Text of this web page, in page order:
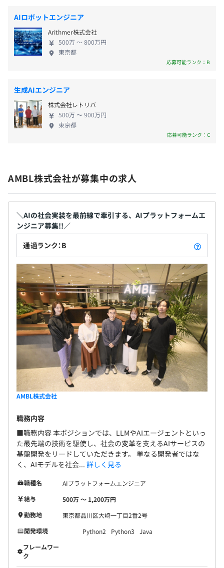
・フレームワーク：Vue.js
・サーバ：AWS、GCP、Azure
・CI／CD：GitHub Actions
・DB：MySQL、Cosmos DB
半期ごとの目標設定、振り返りによる評価をおこなってい
ます。
中堅以降のエンジニアは、スペシャリストとしてのキャリ
アとマネジメントりのキャリアの2パターンが用意されて
社員数（連結）：708名 ※2023年9月1日現在
AMBL社員：2名～7名程でアサイン
■資格取得奨励金制度（200種以上の資格有り）
給与改定：年2回
保険）
関東ITソフトウェア健康保険組合加入
無期雇用
3カ月（条件面の相違なし）
のデータベースプラットフォームを設計・構築 ・大
手テレビ会社のCM広告運用サービスのインフラ構築
・大手化粧品会社向けのDWH移行作業 ・大手食品会
社向けのダッシュボード作成 ・データパイプライン
構築 ・大手通信キャリアのBI／AIを利用した分析ツ
を用いたDMPの基盤構築 ・5G-NSAの受入試験自動
化開発 ・金融系業務システムオンプレからAWSへの
リプレイス など
AIロボットエンジニア
Arithmer株式会社
500万 〜 800万円
東京都
応募可能ランク：B
生成AIエンジニア
株式会社レトリバ
500万 〜 900万円
東京都
応募可能ランク：C
AMBL株式会社が募集中の求人
＼AIの社会実装を最前線で牽引する、AIプラットフォームエ
ンジニア募集!!／
通過ランク：B
AMBL株式会社
職務内容
■職務内容 本ポジションでは、LLMやAIエージェントといっ
た最先端の技術を駆使し、社会の変革を支えるAIサービスの
基盤開発をリードしていただきます。 単なる開発者ではな
く、AIモデルを社会... 詳しく見る
職種名
AIプラットフォームエンジニア
給与
500万 〜 1,200万円
勤務地
東京都品川区大崎一丁目2番2号
開発環境
Python2 Python3
Java
フレームワー
ク